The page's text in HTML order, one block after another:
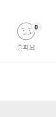
슬퍼요
0